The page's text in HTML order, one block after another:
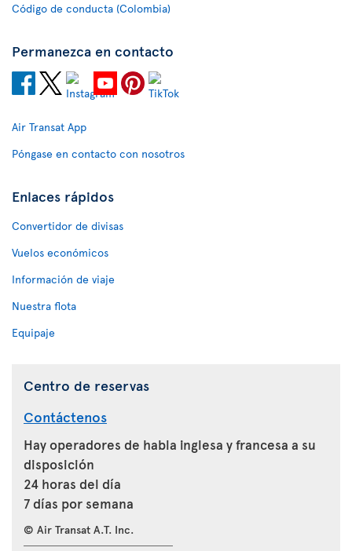
Código de conducta (Colombia)
Permanezca en contacto
Air Transat App
Póngase en contacto con nosotros
Enlaces rápidos
Convertidor de divisas
Vuelos económicos
Información de viaje
Nuestra flota
Equipaje
Centro de reservas
Contáctenos
Hay operadores de habla inglesa y francesa a su
disposición
24 horas del día
7 días por semana
© Air Transat A.T. Inc.